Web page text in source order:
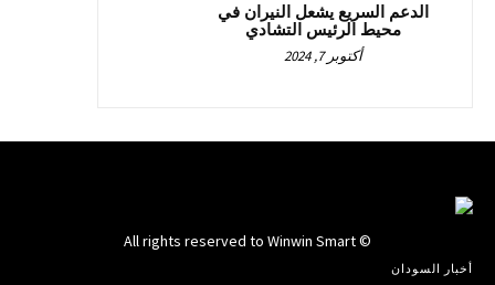
الدعم السريع يشعل النيران في
محيط الرئيس التشادي
أكتوبر 7, 2024
© All rights reserved to Winwin Smart
أخبار السودان